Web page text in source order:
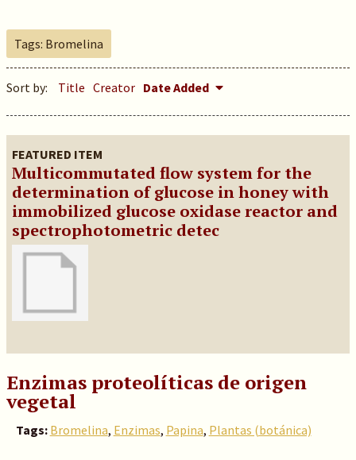
Tags: Bromelina
Sort by: Title Creator Date Added
FEATURED ITEM
Multicommutated flow system for the
determination of glucose in honey with
immobilized glucose oxidase reactor and
spectrophotometric detec
Enzimas proteolíticas de origen
vegetal
Tags: Bromelina, Enzimas, Papina, Plantas (botánica)